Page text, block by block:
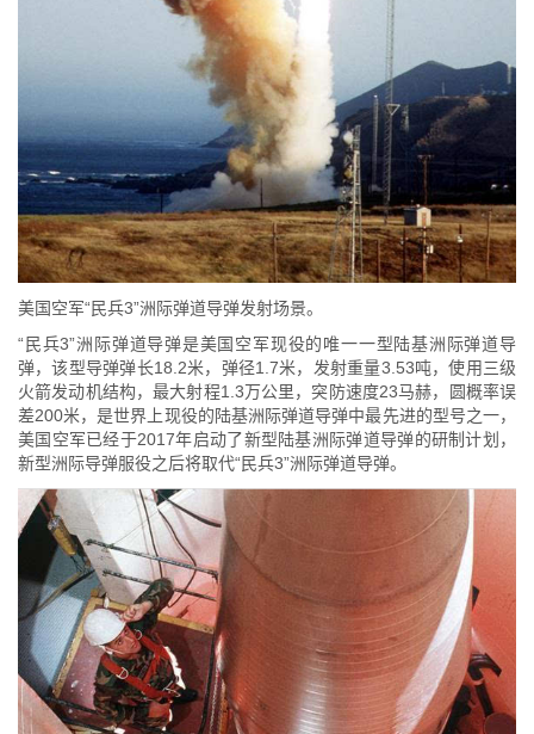
美国空军“民兵3”洲际弹道导弹发射场景。
“民兵3”洲际弹道导弹是美国空军现役的唯一一型陆基洲际弹道导
弹，该型导弹弹长18.2米，弹径1.7米，发射重量3.53吨，使用三级
火箭发动机结构，最大射程1.3万公里，突防速度23马赫，圆概率误
差200米，是世界上现役的陆基洲际弹道导弹中最先进的型号之一，
美国空军已经于2017年启动了新型陆基洲际弹道导弹的研制计划，
新型洲际导弹服役之后将取代“民兵3”洲际弹道导弹。